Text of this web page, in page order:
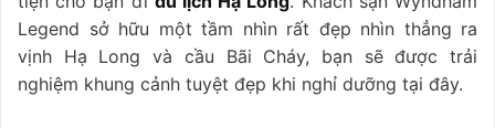
Legend sở hữu một tầm nhìn rất đẹp nhìn thẳng ra
vịnh Hạ Long và cầu Bãi Cháy, bạn sẽ được trải
nghiệm khung cảnh tuyệt đẹp khi nghỉ dưỡng tại đây.